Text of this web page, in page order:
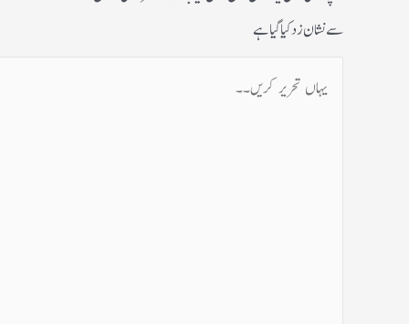
سے نشان زد کیا گیا ہے